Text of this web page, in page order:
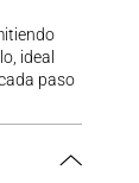
ideal
paso